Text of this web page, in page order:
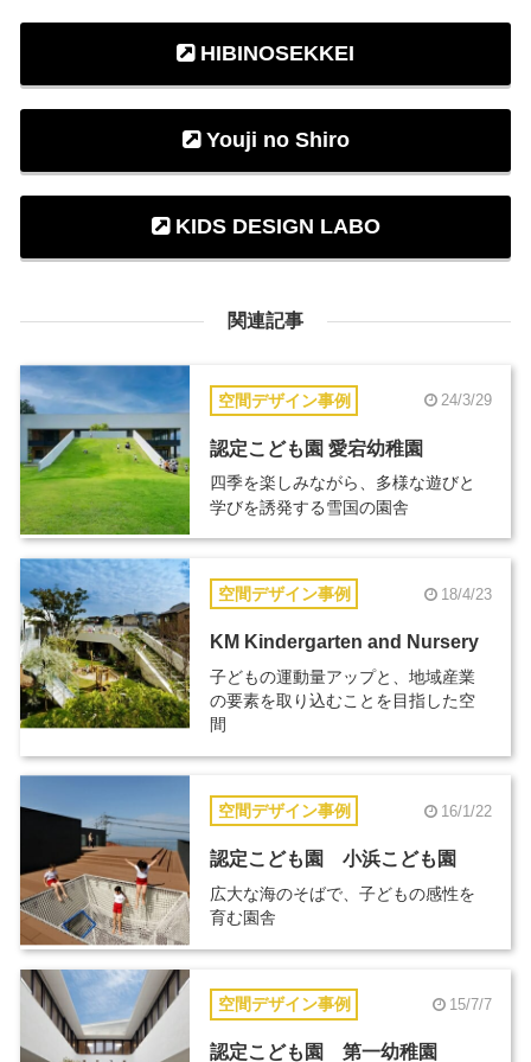
HIBINOSEKKEI
Youji no Shiro
KIDS DESIGN LABO
関連記事
空間デザイン事例 24/3/29
認定こども園 愛宕幼稚園
四季を楽しみながら、多様な遊びと
学びを誘発する雪国の園舎
空間デザイン事例 18/4/23
KM Kindergarten and Nursery
子どもの運動量アップと、地域産業
の要素を取り込むことを目指した空
間
空間デザイン事例 16/1/22
認定こども園 小浜こども園
広大な海のそばで、子どもの感性を
育む園舎
空間デザイン事例 15/7/7
認定こども園 第一幼稚園